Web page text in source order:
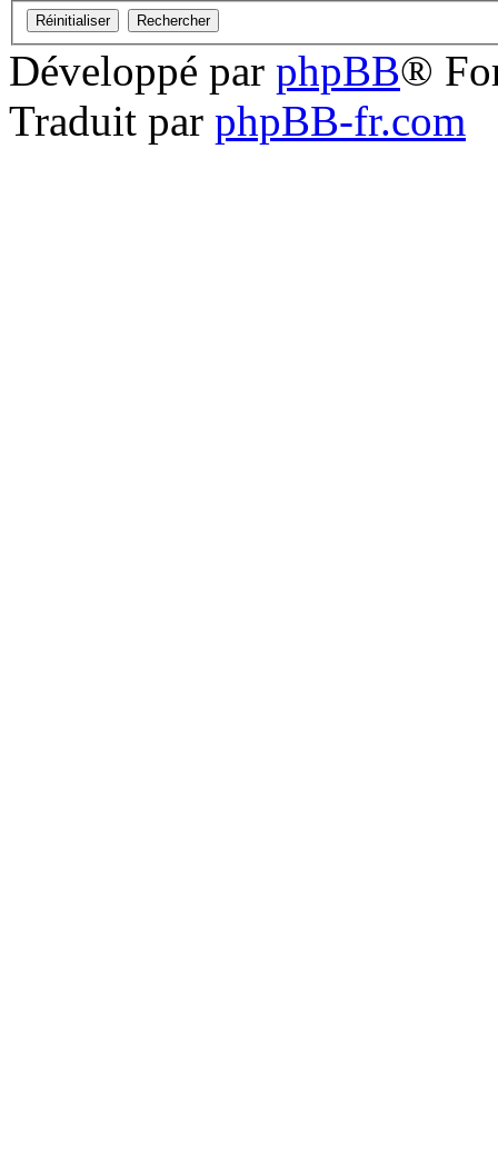
Développé par phpBB®
Traduit par phpBB-fr.com